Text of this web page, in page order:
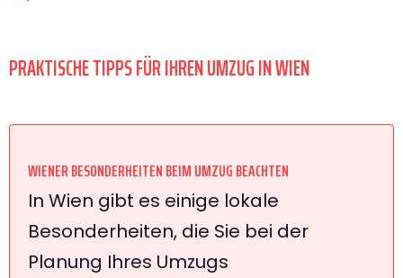
PRAKTISCHE TIPPS FÜR IHREN UMZUG IN WIEN
WIENER BESONDERHEITEN BEIM UMZUG BEACHTEN
In Wien gibt es einige lokale
Besonderheiten, die Sie bei der
Planung Ihres Umzugs